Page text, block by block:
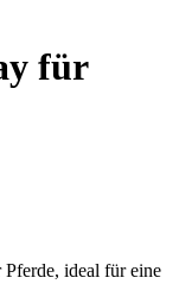
für
ideal für eine